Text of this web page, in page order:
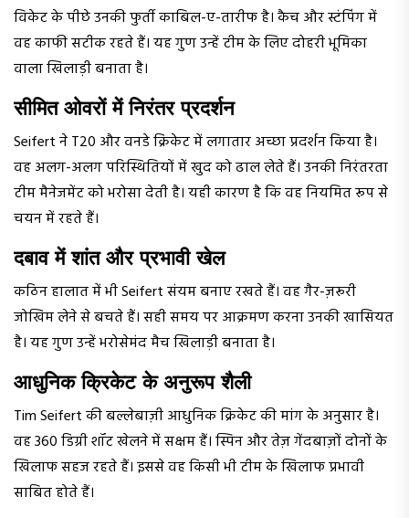
विकेट के पीछे उनकी फुर्ती काबिल-ए-तारीफ है। कैच और स्टंपिंग में
वह काफी सटीक रहते हैं। यह गुण उन्हें टीम के लिए दोहरी भूमिका
वाला खिलाड़ी बनाता है।
सीमित ओवरों में निरंतर प्रदर्शन
Seifert ने T20 और वनडे क्रिकेट में लगातार अच्छा प्रदर्शन किया है।
वह अलग-अलग परिस्थितियों में खुद को ढाल लेते हैं। उनकी निरंतरता
टीम मैनेजमेंट को भरोसा देती है। यही कारण है कि वह नियमित रूप से
चयन में रहते हैं।
दबाव में शांत और प्रभावी खेल
कठिन हालात में भी Seifert संयम बनाए रखते हैं। वह गैर-ज़रूरी
जोखिम लेने से बचते हैं। सही समय पर आक्रमण करना उनकी खासियत
है। यह गुण उन्हें भरोसेमंद मैच खिलाड़ी बनाता है।
आधुनिक क्रिकेट के अनुरूप शैली
Tim Seifert की बल्लेबाज़ी आधुनिक क्रिकेट की मांग के अनुसार है।
वह 360 डिग्री शॉट खेलने में सक्षम हैं। स्पिन और तेज़ गेंदबाज़ों दोनों के
खिलाफ सहज रहते हैं। इससे वह किसी भी टीम के खिलाफ प्रभावी
साबित होते हैं।